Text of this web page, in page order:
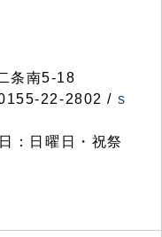
条南5-18
22-2802 / s
：日曜日・祝祭